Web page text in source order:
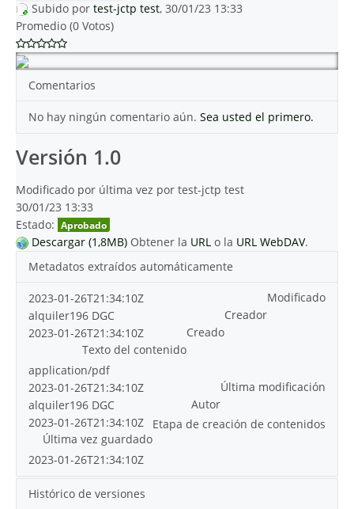
Subido por test-jctp test, 30/01/23 13:33
Promedio (0 Votos)
Comentarios
No hay ningún comentario aún. Sea usted el primero.
Versión 1.0
Modificado por última vez por test-jctp test
30/01/23 13:33
Estado: Aprobado
Descargar (1,8MB) Obtener la URL o la URL WebDAV.
Metadatos extraídos automáticamente
Modificado
2023-01-26T21:34:10Z
Creador
alquiler196 DGC
Creado
2023-01-26T21:34:10Z
Texto del contenido
application/pdf
Última modificación
2023-01-26T21:34:10Z
Autor
alquiler196 DGC
Etapa de creación de contenidos
2023-01-26T21:34:10Z
Última vez guardado
2023-01-26T21:34:10Z
Histórico de versiones